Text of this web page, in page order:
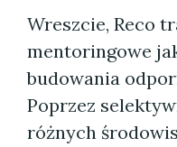
Wreszcie, Reco
mentoringowe
budowania
Poprzez
różnych